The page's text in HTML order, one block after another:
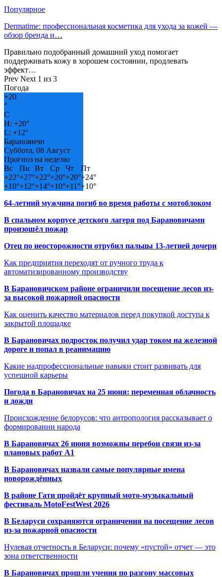
Популярное
Dermatime: профессиональная косметика для ухода за кожей —
обзор бренда и…
Правильно подобранный домашний уход помогает
поддерживать кожу в хорошем состоянии, продлевать
эффект…
Prev Next 1 из 3
Погода
+20
°
C
H: +20°
L: +12°
Барановичи
Суббота, 08 Август
Прогноз на неделю
Вс
Пн Вт Ср Чт
Пт
+22°+27°+22°+20°+20°+24°
+10°+12°+14°+10°+11°+10°
64-летний мужчина погиб во время работы с мотоблоком
В спальном корпусе детского лагеря под Барановичами
произошёл пожар
Отец по неосторожности отрубил пальцы 13-летней дочери
Как предприятия переходят от ручного труда к
автоматизированному производству
В Барановичском районе ограничили посещение лесов из-
за высокой пожарной опасности
Как оценить качество материалов перед покупкой доступа к
закрытой площадке
В Барановичах подросток получил удар током на железной
дороге и попал в реанимацию
Какие надпрофессиональные навыки стоит развивать для
успешной карьеры
Погода в Барановичах на 25 июня: переменная облачность
и дожди
Происхождение белорусов: что антропология рассказывает о
формировании народа
В Барановичах 26 июня возможны перебои связи из-за
плановых работ A1
В Барановичах назвали самые популярные имена
новорождённых
В районе Гати пройдёт крупный мото-музыкальный
фестиваль MotoFestWest 2026
В Беларуси сохраняются ограничения на посещение лесов
из-за пожарной опасности
Нулевая отчетность в Беларуси: почему «пустой» отчет — это
зона ответственности
В Барановичах прошли учения по разгону массовых